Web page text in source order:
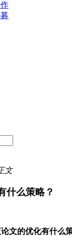
文
什么策略？